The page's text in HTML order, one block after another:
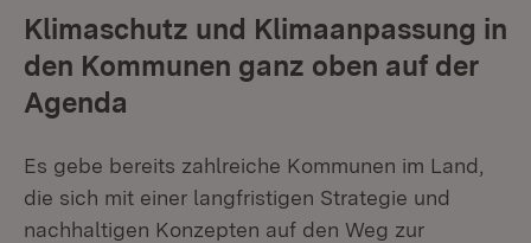
Klimaschutz und Klimaanpassung in
den Kommunen ganz oben auf der
Agenda
Es gebe bereits zahlreiche Kommunen im Land,
die sich mit einer langfristigen Strategie und
nachhaltigen Konzepten auf den Weg zur